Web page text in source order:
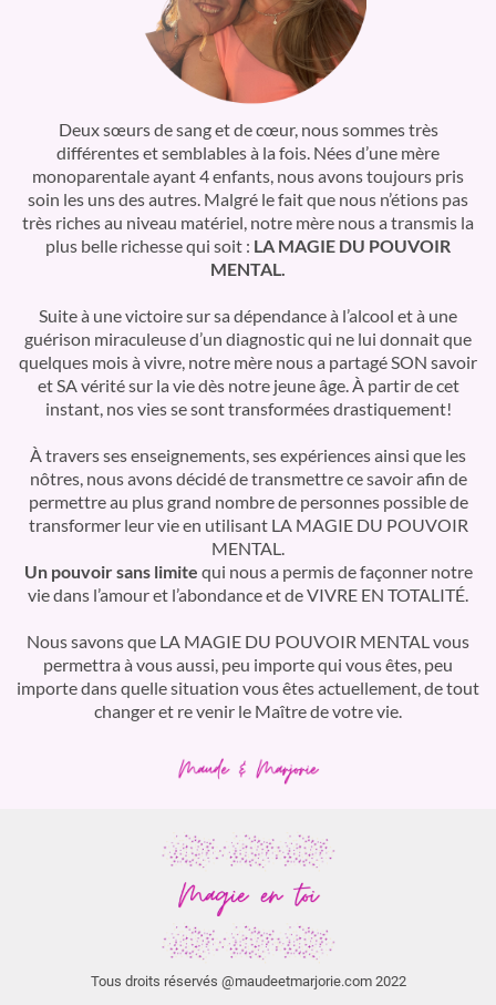
Deux sœurs de sang et de cœur, nous sommes très
différentes et semblables à la fois. Nées d’une mère
monoparentale ayant 4 enfants, nous avons toujours pris
soin les uns des autres. Malgré le fait que nous n’étions pas
très riches au niveau matériel, notre mère nous a transmis la
plus belle richesse qui soit : LA MAGIE DU POUVOIR
MENTAL.
Suite à une victoire sur sa dépendance à l’alcool et à une
guérison miraculeuse d’un diagnostic qui ne lui donnait que
quelques mois à vivre, notre mère nous a partagé SON savoir
et SA vérité sur la vie dès notre jeune âge. À partir de cet
instant, nos vies se sont transformées drastiquement!
À travers ses enseignements, ses expériences ainsi que les
nôtres, nous avons décidé de transmettre ce savoir afin de
permettre au plus grand nombre de personnes possible de
transformer leur vie en utilisant LA MAGIE DU POUVOIR
MENTAL.
Un pouvoir sans limite qui nous a permis de façonner notre
vie dans l’amour et l’abondance et de VIVRE EN TOTALITÉ.
Nous savons que LA MAGIE DU POUVOIR MENTAL vous
permettra à vous aussi, peu importe qui vous êtes, peu
importe dans quelle situation vous êtes actuellement, de tout
changer et re venir le Maître de votre vie.
Tous droits réservés @maudeetmarjorie.com 2022